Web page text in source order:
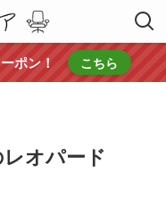
ポン！ こちら
レオパード